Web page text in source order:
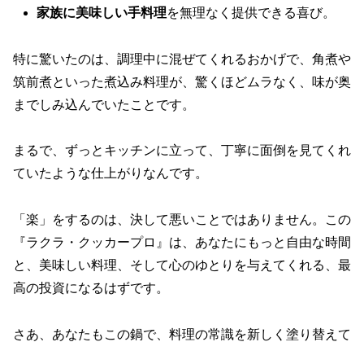
家族に美味しい手料理を無理なく提供できる喜び。
特に驚いたのは、調理中に混ぜてくれるおかげで、角煮や
筑前煮といった煮込み料理が、驚くほどムラなく、味が奥
までしみ込んでいたことです。
まるで、ずっとキッチンに立って、丁寧に面倒を見てくれ
ていたような仕上がりなんです。
「楽」をするのは、決して悪いことではありません。この
『ラクラ・クッカープロ』は、あなたにもっと自由な時間
と、美味しい料理、そして心のゆとりを与えてくれる、最
高の投資になるはずです。
さあ、あなたもこの鍋で、料理の常識を新しく塗り替えて